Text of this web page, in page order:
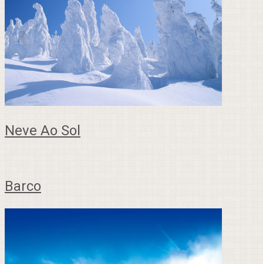
Neve Ao Sol
Barco